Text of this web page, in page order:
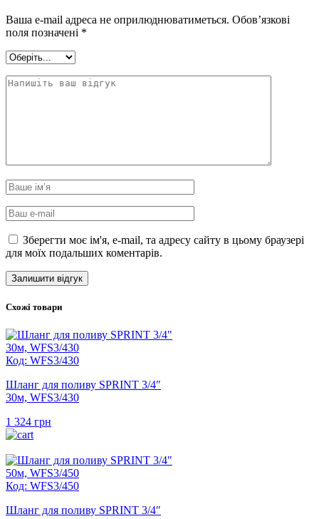
Ваша e-mail адреса не оприлюднюватиметься. Обов’язкові
поля позначені *
Зберегти моє ім'я, e-mail, та адресу сайту в цьому браузері
для моїх подальших коментарів.
Схожі товари
Код: WFS3/430
Шланг для поливу SPRINT 3/4″
30м, WFS3/430
1 324 грн
Код: WFS3/450
Шланг для поливу SPRINT 3/4″